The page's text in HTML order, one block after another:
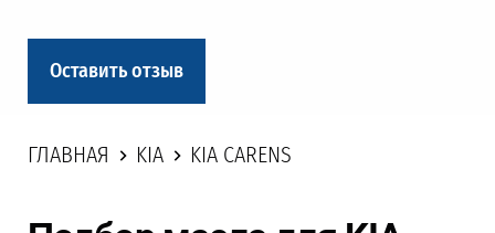
Оставить отзыв
ГЛАВНАЯ KIA KIA CARENS